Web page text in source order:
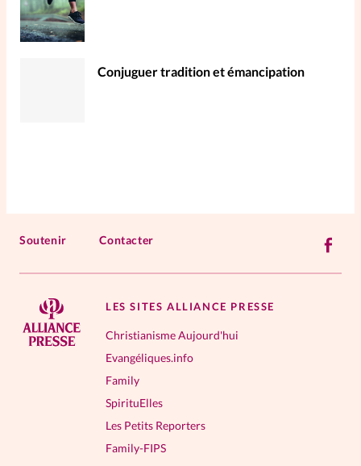
Conjuguer tradition et émancipation
Soutenir Contacter
LES SITES ALLIANCE PRESSE
Christianisme Aujourd'hui
Evangéliques.info
Family
SpirituElles
Les Petits Reporters
Family-FIPS